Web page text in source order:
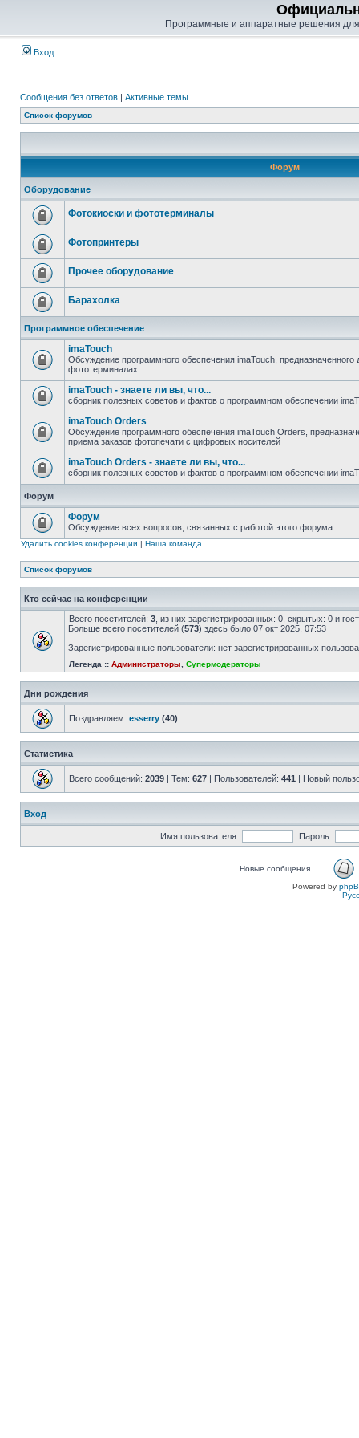
Программные и аппаратные решения
Вход
Сообщения без ответов | Активные темы
Список форумов
Форум
Оборудование
Фотокиоски и фототерминалы
Фотопринтеры
Прочее оборудование
Барахолка
Программное обеспечение
imaTouch
Обсуждение программного обеспечения imaTouch, предназначенного
фототерминалах.
imaTouch - знаете ли вы, что...
сборник полезных советов и фактов о программном обеспечении
imaTouch Orders
Обсуждение программного обеспечения imaTouch Orders,
приема заказов фотопечати с цифровых носителей
imaTouch Orders - знаете ли вы, что...
сборник полезных советов и фактов о программном обеспечении
Форум
Форум
Обсуждение всех вопросов, связанных с работой этого форума
Удалить cookies конференции | Наша команда
Список форумов
Кто сейчас на конференции
Всего посетителей: 3 , из них зарегистрированных: 0, скрытых: 0 и
Больше всего посетителей (573) здесь было 07 окт 2025, 07:53
Зарегистрированные пользователи: нет зарегистрированных
Легенда :: Администраторы Супермодераторы
Дни рождения
Поздравляем: esserry (40)
Статистика
Всего сообщений: 2039 | Тем: 627 | Пользователей: 441 | Новый
Вход
Имя пользователя: Пароль:
Новые сообщения
Powered by